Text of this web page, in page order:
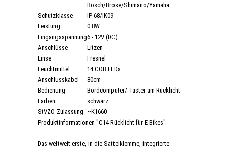
Bosch/Brose/Shimano/Yamaha
Schutzklasse
IP 68/IK09
Leistung
0.8W
Eingangsspannung6 - 12V (DC)
Anschlüsse
Litzen
Linse
Fresnel
Leuchtmittel
14 COB LEDs
Anschlusskabel
80cm
Bedienung
Bordcomputer/ Taster am Rücklicht
Farben
schwarz
StVZO-Zulassung ~K1660
Produktinformationen "C14 Rücklicht für E-Bikes"
Das weltweit erste, in die Sattelklemme, integrierte